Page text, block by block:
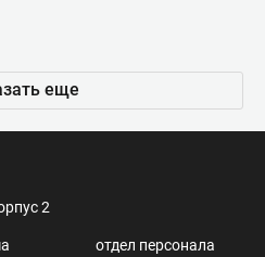
еще
2
отдел персонала